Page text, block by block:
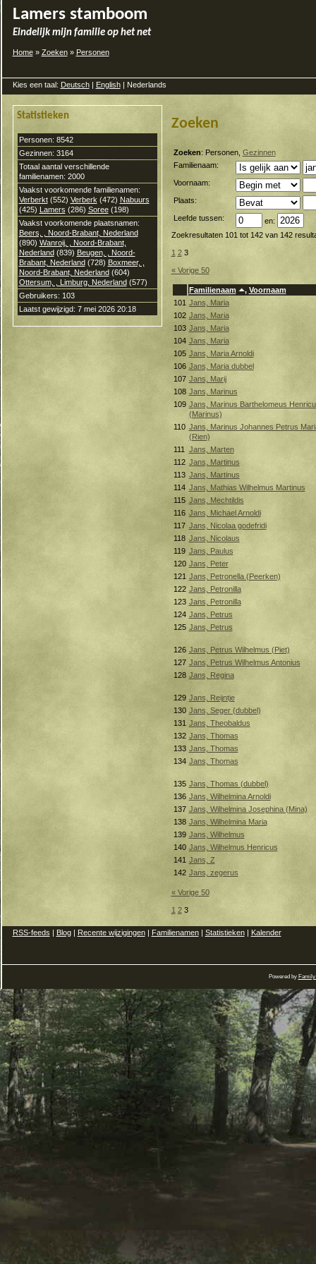
Lamers stamboom
Eindelijk mijn familie op het net
Home» Zoeken» Personen
Kies een taal: Deutsch| English| Nederlands
Statistieken
Personen: 8542
Gezinnen: 3164
Totaal aantal verschillende
familienamen: 2000
Vaakst voorkomende familienamen:
Verberkt(552) Verberk (472) Nabuurs
(425) Lamers (286) Soree(198)
Vaakst voorkomende plaatsnamen:
Beers, , Noord-Brabant, Nederland
(890) Wanroij, , Noord-Brabant,
Nederland(839) Beugen, , Noord-
Brabant, Nederland(728) Boxmeer, ,
Noord-Brabant, Nederland(604)
Ottersum, , Limburg, Nederland(577)
Gebruikers: 103
Laatst gewijzigd: 7 mei 2026 20:18
Zoeken
Zoeken: Personen, Gezinnen
Familienaam:
Voornaam:
Plaats:
Leefde tussen:
en:
Zoekresultaten 101 tot 142 van 142
1 23
« Vorige 50
Familienaam , Voornaam
101 Jans, Maria
102 Jans, Maria
103 Jans, Maria
104 Jans, Maria
105 Jans, Maria Arnoldi
106 Jans, Maria dubbel
107 Jans, Marij
108 Jans, Marinus
109 Jans, Marinus Barthelomeus
(Marinus)
110 Jans, Marinus Johannes Petrus
(Rien)
111 Jans, Marten
112 Jans, Martinus
113 Jans, Martinus
114 Jans, Mathias Wilhelmus Martinus
115 Jans, Mechtildis
116 Jans, Michael Arnoldi
117 Jans, Nicolaa godefridi
118 Jans, Nicolaus
119 Jans, Paulus
120 Jans, Peter
121 Jans, Petronella (Peerken)
122 Jans, Petronilla
123 Jans, Petronilla
124 Jans, Petrus
125 Jans, Petrus
126 Jans, Petrus Wilhelmus (Piet)
127 Jans, Petrus Wilhelmus Antonius
128 Jans, Regina
129 Jans, Reijntje
130 Jans, Seger (dubbel)
131 Jans, Theobaldus
132 Jans, Thomas
133 Jans, Thomas
134 Jans, Thomas
135 Jans, Thomas (dubbel)
136 Jans, Wilhelmina Arnoldi
137 Jans, Wilhelmina Josephina (Mina)
138 Jans, Wilhelmina Maria
139 Jans, Wilhelmus
140 Jans, Wilhelmus Henricus
141 Jans, Z
142 Jans, zegerus
« Vorige 50
1 23
RSS-feeds Blog| Recente wijzigingen| Familienamen| Statistieken| Kalender
Powered by Family